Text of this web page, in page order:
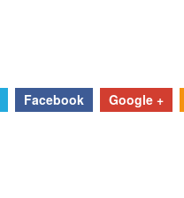
Facebook Google +